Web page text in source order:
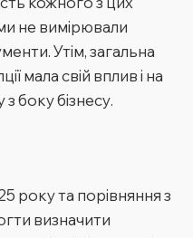
не вимірювали
Утім, загальна
мала свій вплив і на
боку бізнесу.
року та порівняння з
визначити